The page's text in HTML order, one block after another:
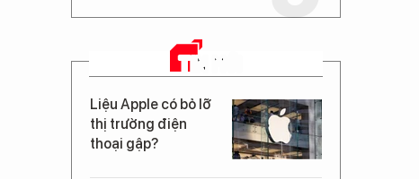
TIN MỚI
Liệu Apple có bỏ lỡ
thị trường điện
thoại gập?